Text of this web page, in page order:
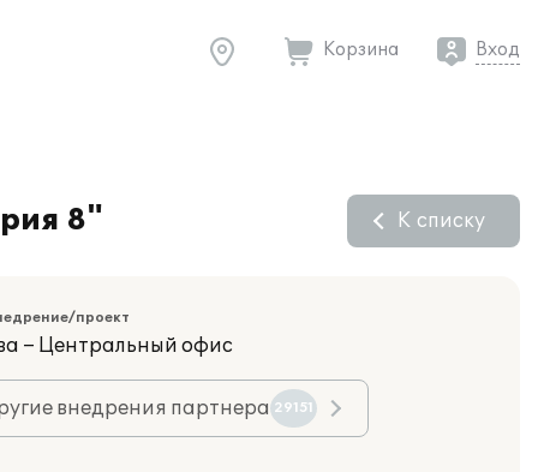
Корзина Вход
8" К списку
проект
– Центральный офис
внедрения партнера 29151